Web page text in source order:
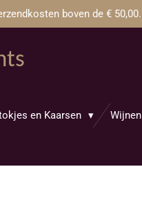
boven de € 50,00.
en Kaarsen Wijnen